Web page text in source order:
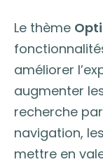
Le thème
améliorer
augmenter
recherche
navigation,
mettre en